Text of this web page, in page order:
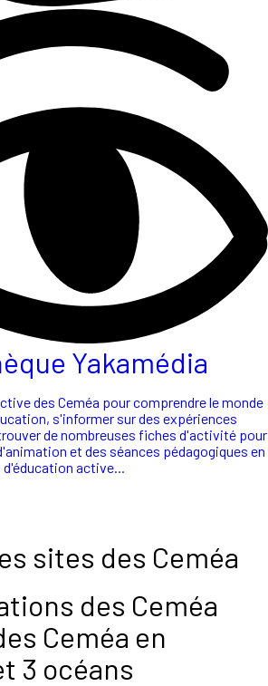
Yakamédia
des Ceméa pour comprendre le monde
s'informer sur des expériences
de nombreuses fiches d'activité pour
et des séances pédagogiques en
active...
sites des Ceméa
des Ceméa
Ceméa en
3 océans